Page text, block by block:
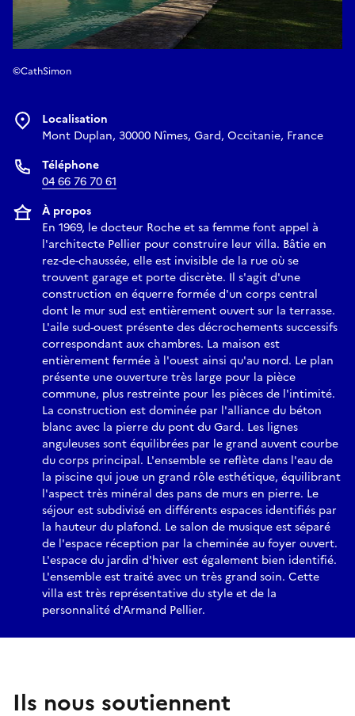
©CathSimon
Localisation
Mont Duplan, 30000 Nîmes, Gard, Occitanie, France
Téléphone
04 66 76 70 61
À propos
En 1969, le docteur Roche et sa femme font appel à
l'architecte Pellier pour construire leur villa. Bâtie en
rez-de-chaussée, elle est invisible de la rue où se
trouvent garage et porte discrète. Il s'agit d'une
construction en équerre formée d'un corps central
dont le mur sud est entièrement ouvert sur la terrasse.
L'aile sud-ouest présente des décrochements successifs
correspondant aux chambres. La maison est
entièrement fermée à l'ouest ainsi qu'au nord. Le plan
présente une ouverture très large pour la pièce
commune, plus restreinte pour les pièces de l'intimité.
La construction est dominée par l'alliance du béton
blanc avec la pierre du pont du Gard. Les lignes
anguleuses sont équilibrées par le grand auvent courbe
du corps principal. L'ensemble se reflète dans l'eau de
la piscine qui joue un grand rôle esthétique, équilibrant
l'aspect très minéral des pans de murs en pierre. Le
séjour est subdivisé en différents espaces identifiés par
la hauteur du plafond. Le salon de musique est séparé
de l'espace réception par la cheminée au foyer ouvert.
L'espace du jardin d'hiver est également bien identifié.
L'ensemble est traité avec un très grand soin. Cette
villa est très représentative du style et de la
personnalité d'Armand Pellier.
Ils nous soutiennent